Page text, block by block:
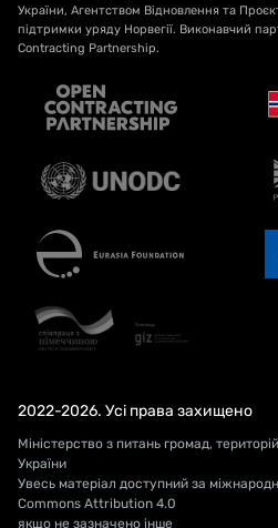
України, Агентством Відновлення та
підтримки уряду Норвегії. Виконавчий
Contracting Partnership.
2022-2026. Усі права захищено
Міністерство з питань громад,
України
Увесь матеріал доступний за
Commons Attribution 4.0
якщо не зазначено інше